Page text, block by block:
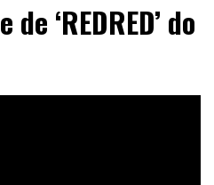
‘REDRED’ do